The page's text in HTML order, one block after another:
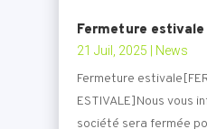
Fermeture estivale
21 Juil, 2025 News
Fermeture
ESTIVALE]Nous vous
société sera fermée